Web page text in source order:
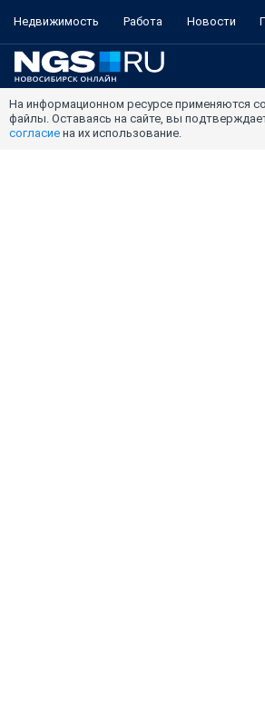
Недвижимость Работа Новости
На информационном ресурсе применяются
файлы. Оставаясь на сайте, вы
согласие на их использование.